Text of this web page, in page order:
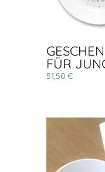
FÜR
51,50 €